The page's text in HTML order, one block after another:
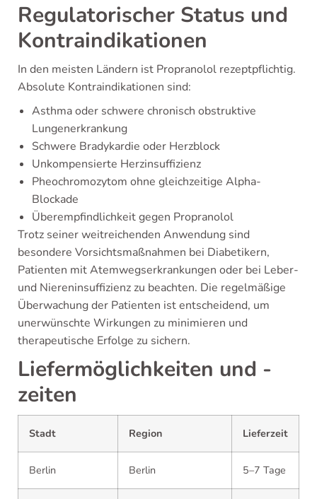
Regulatorischer Status und
Kontraindikationen
In den meisten Ländern ist Propranolol rezeptpflichtig.
Absolute Kontraindikationen sind:
Asthma oder schwere chronisch obstruktive
Lungenerkrankung
Schwere Bradykardie oder Herzblock
Unkompensierte Herzinsuffizienz
Pheochromozytom ohne gleichzeitige Alpha-
Blockade
Überempfindlichkeit gegen Propranolol
Trotz seiner weitreichenden Anwendung sind
besondere Vorsichtsmaßnahmen bei Diabetikern,
Patienten mit Atemwegserkrankungen oder bei Leber-
und Niereninsuffizienz zu beachten. Die regelmäßige
Überwachung der Patienten ist entscheidend, um
unerwünschte Wirkungen zu minimieren und
therapeutische Erfolge zu sichern.
Liefermöglichkeiten und -
zeiten
Stadt Region Lieferzeit
Berlin Berlin 5–7 Tage